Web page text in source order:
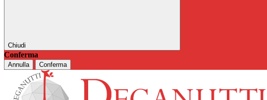
Chiudi
Conferma
Annulla Conferma